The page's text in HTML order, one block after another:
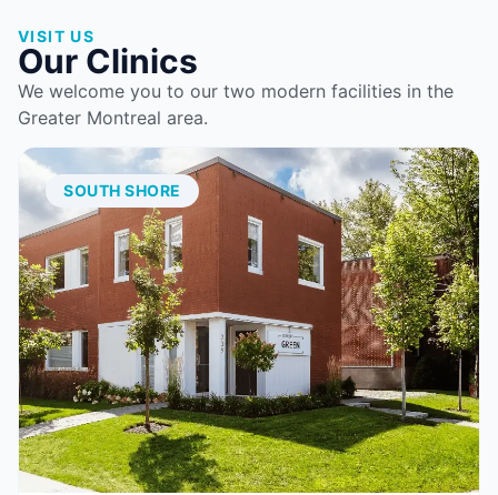
VISIT US
Our Clinics
We welcome you to our two modern facilities in the
Greater Montreal area.
SOUTH SHORE